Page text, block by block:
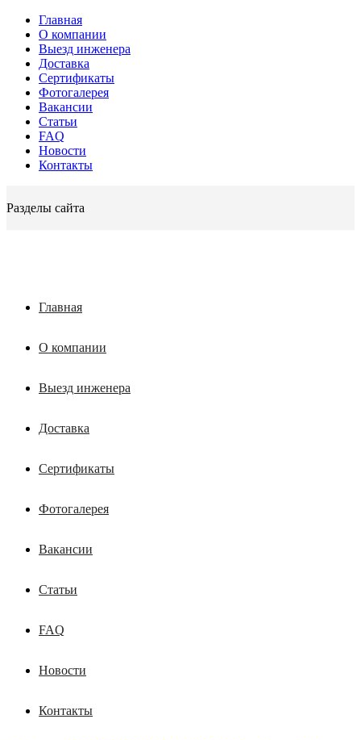
Главная
О компании
Выезд инженера
Доставка
Сертификаты
Фотогалерея
Вакансии
Статьи
FAQ
Новости
Контакты
Разделы сайта
Главная
О компании
Выезд инженера
Доставка
Сертификаты
Фотогалерея
Вакансии
Статьи
FAQ
Новости
Контакты